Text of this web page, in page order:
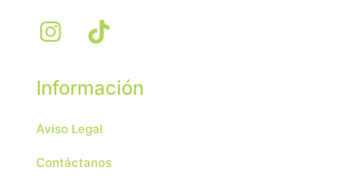
Información
Aviso Legal
Contáctanos